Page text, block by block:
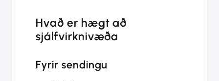
Hvað er hægt að
sjálfvirknivæða
Fyrir sendingu